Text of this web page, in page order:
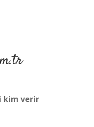
kim verir